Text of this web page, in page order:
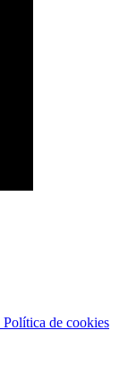
Política de cookies